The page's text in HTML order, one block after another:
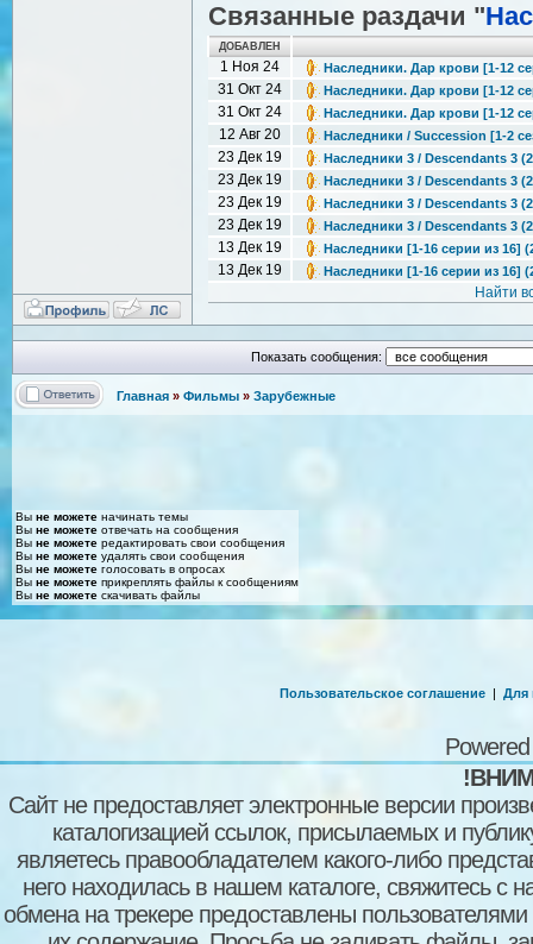
Связанные раздачи "
ДОБАВЛЕН
1 Ноя 24 Наследники. Дар крови [1-12
31 Окт 24 Наследники. Дар крови [1-12
31 Окт 24 Наследники. Дар крови [1-12
12 Авг 20 Наследники / Succession [1-2
23 Дек 19 Наследники 3 / Descendants 3
23 Дек 19 Наследники 3 / Descendants 3
23 Дек 19 Наследники 3 / Descendants 3
23 Дек 19 Наследники 3 / Descendants 3
13 Дек 19 Наследники [1-16 серии из 16]
13 Дек 19 Наследники [1-16 серии из 16]
Найти
Показать сообщения:
Главная » Фильмы » Зарубежные
Вы не можете начинать темы
Вы не можете отвечать на сообщения
Вы не можете редактировать свои сообщения
Вы не можете удалять свои сообщения
Вы не можете голосовать в опросах
Вы не можете прикреплять файлы к сообщениям
Вы не можете скачивать файлы
Пользовательское соглашение | Для
Сайт не предоставляет электронные версии
каталогизацией ссылок, присылаемых и
являетесь правообладателем какого-либо
него находилась в нашем каталоге, свяжитесь
обмена на трекере предоставлены пользователями